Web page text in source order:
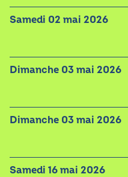
samedi 02 mai 2026
dimanche 03 mai 2026
dimanche 03 mai 2026
samedi 16 mai 2026